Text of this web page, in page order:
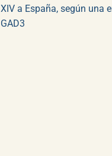
XIV a España, según una
GAD3